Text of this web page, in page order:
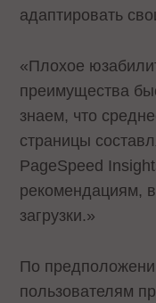
адаптировать
«Плохое
преимущества
знаем, что
страницы
PageSpeed
рекомендациям,
загрузки.»
По
пользователям